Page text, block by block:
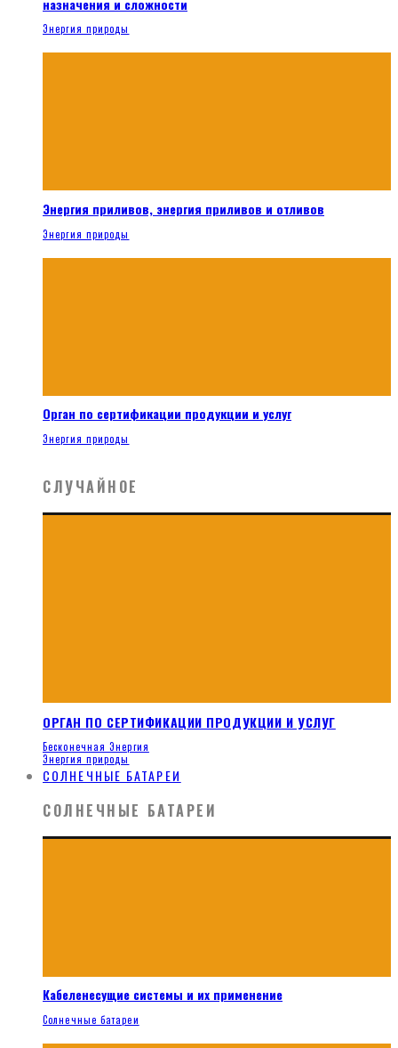
назначения и сложности
Энергия природы
Энергия приливов, энергия приливов и отливов
Энергия природы
Орган по сертификации продукции и услуг
Энергия природы
СЛУЧАЙНОЕ
ОРГАН ПО СЕРТИФИКАЦИИ ПРОДУКЦИИ И УСЛУГ
Бесконечная Энергия
Энергия природы
СОЛНЕЧНЫЕ БАТАРЕИ
СОЛНЕЧНЫЕ БАТАРЕИ
Кабеленесущие системы и их применение
Солнечные батареи